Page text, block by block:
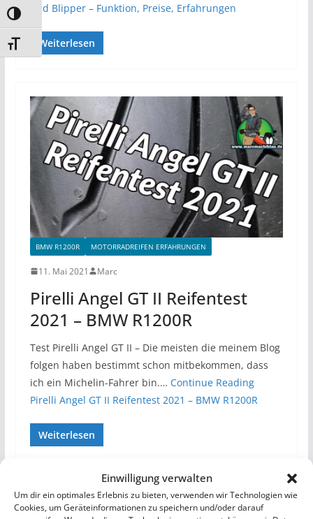
Einwilligung verwalten
Um dir ein optimales Erlebnis zu bieten, verwenden wir Technologien wie
Cookies, um Geräteinformationen zu speichern und/oder darauf
Umschalten auf hohe Kontraste
Schrift vergrößern
und Blipper – Funktion, Preise, Erfahrungen
Weiterlesen
BMW R1200R MOTORRADREIFEN ERFAHRUNGEN
11. Mai 2021 Marc
Pirelli Angel GT II Reifentest
2021 – BMW R1200R
Test Pirelli Angel GT II – Die meisten die meinem Blog
folgen haben bestimmt schon mitbekommen, dass
ich ein Michelin-Fahrer bin.… Continue Reading
Pirelli Angel GT II Reifentest 2021 – BMW R1200R
Weiterlesen